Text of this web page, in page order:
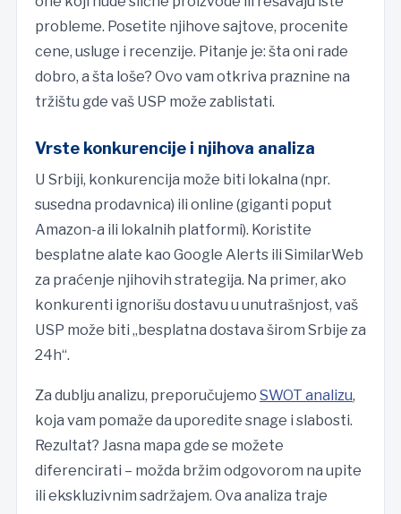
probleme. Posetite njihove sajtove, procenite
cene, usluge i recenzije. Pitanje je: šta oni rade
dobro, a šta loše? Ovo vam otkriva praznine na
tržištu gde vaš USP može zablistati.
Vrste konkurencije i njihova analiza
U Srbiji, konkurencija može biti lokalna (npr.
susedna prodavnica) ili online (giganti poput
Amazon-a ili lokalnih platformi). Koristite
besplatne alate kao Google Alerts ili SimilarWeb
za praćenje njihovih strategija. Na primer, ako
konkurenti ignorišu dostavu u unutrašnjost, vaš
USP može biti „besplatna dostava širom Srbije za
24h“.
Za dublju analizu, preporučujemo SWOT analizu,
koja vam pomaže da uporedite snage i slabosti.
Rezultat? Jasna mapa gde se možete
diferencirati – možda bržim odgovorom na upite
ili ekskluzivnim sadržajem. Ova analiza traje